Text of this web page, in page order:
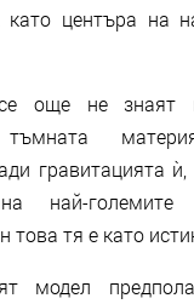
центъра на
още не знаят
тъмната
гравитацията
най-големите
това тя е като
модел